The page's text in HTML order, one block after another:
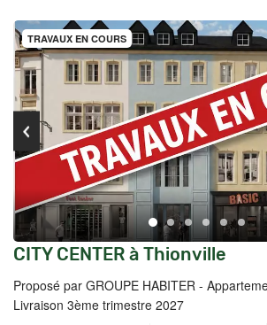
TRAVAUX EN COURS
CITY CENTER à Thionville
Proposé par GROUPE HABITER -
Livraison 3ème trimestre 2027